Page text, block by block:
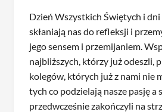
Dzień Wszystkich Świętych i
skłaniają nas do refleksji i
jego sensem i przemijaniem.
najbliższych, którzy już odeszli,
kolegów, których już z nami nie
tych co podzielają nasze pasję a
przedwcześnie zakończyli na